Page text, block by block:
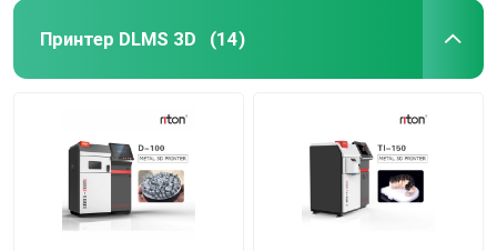
Принтер DLMS 3D (14)